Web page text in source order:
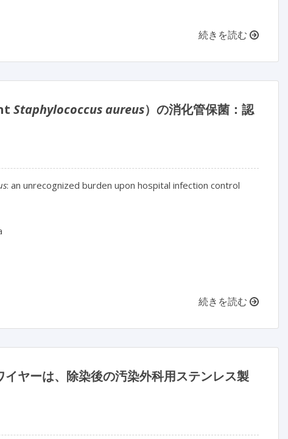
続きを読む
Staphylococcus aureus）の消化管保菌：認
: an unrecognized burden upon hospital infection control
続きを読む
ヤーは、除染後の汚染外科用ステンレス製